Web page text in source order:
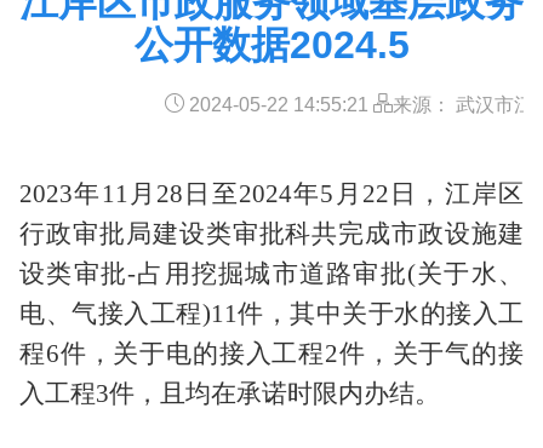
公开数据2024.5
2024-05-22 14:55:21 来源： 武汉市江
2023年11 月28 日至2024年5 月22 日，江岸区
行政审批局建设类审批科共完成市政设施建
设类审批-占用挖掘城市道路审批(关于水、
电、气接入工程)11件，其中关于水的接入工
程6件，关于电的接入工程2件，关于气的接
入工程3件，且均在承诺时限内办结。